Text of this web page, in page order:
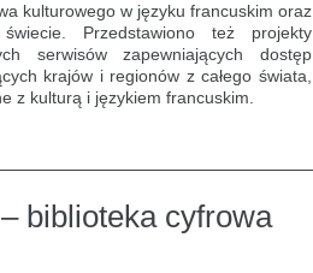
kulturowego w języku francuskim oraz
Przedstawiono też projekty
serwisów zapewniających dostęp
krajów i regionów z całego świata,
z kulturą i językiem francuskim.
biblioteka cyfrowa